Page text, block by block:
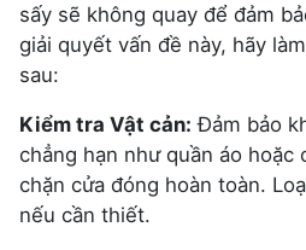
sấy sẽ không quay để đảm
giải quyết vấn đề này, hãy
sau:
Kiểm tra Vật cản: Đảm bảo
chẳng hạn như quần áo hoặc
chặn cửa đóng hoàn toàn.
nếu cần thiết.